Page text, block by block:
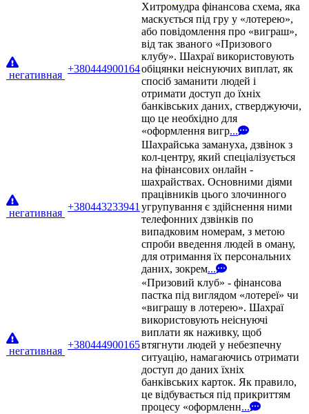
негативная
+380444900164
Хитромудра фінансова схема, яка
маскується під гру у «лотерею»,
або повідомлення про «виграш»,
від так званого «Призового
клубу». Шахраї використовують
обіцянки неіснуючих виплат, як
спосіб заманити людей і
отримати доступ до їхніх
банківських даних, стверджуючи,
що це необхідно для
«оформлення вигр...
негативная
+380443233941
Шахрайська замануха, дзвінок з
кол-центру, який спеціалізується
на фінансових онлайн -
шахрайствах. Основними діями
працівників цього злочинного
угрупування є здійснення ними
телефонних дзвінків по
випадковим номерам, з метою
спроби введення людей в оману,
для отримання їх персональних
даних, зокрем...
негативная
+380444900165
«Призовий клуб» - фінансова
пастка під виглядом «лотереї» чи
«виграшу в лотерею». Шахраї
використовують неіснуючі
виплати як наживку, щоб
втягнути людей у небезпечну
ситуацію, намагаючись отримати
доступ до даних їхніх
банківських карток. Як правило,
це відбувається під прикриттям
процесу «оформленн...